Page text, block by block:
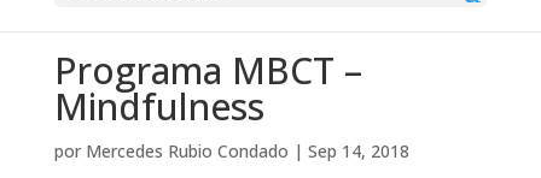
Programa MBCT –
Mindfulness
por Mercedes Rubio Condado | Sep 14, 2018